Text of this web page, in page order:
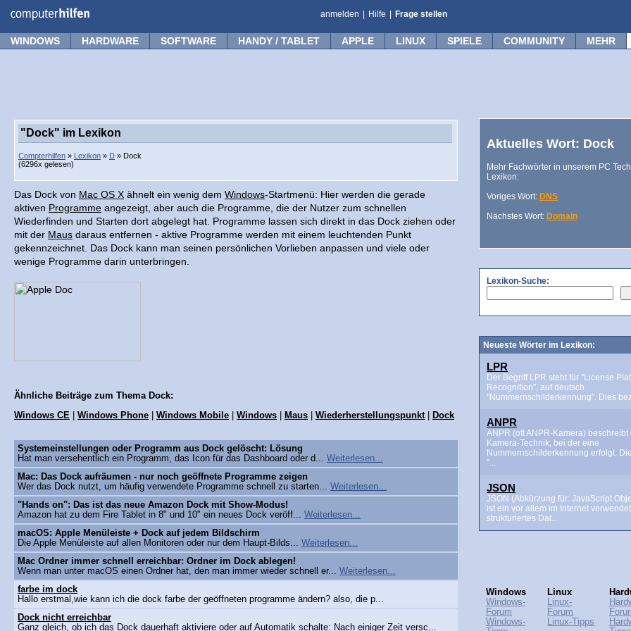
anmelden Hilfe Frage stellen
WINDOWS HARDWARE SOFTWARE HANDY / TABLET APPLE LINUX SPIELE COMMUNITY MEHR
"Dock" im Lexikon
Compterhilfen » Lexikon » D » Dock
(6296x gelesen)
Das Dock von Mac OS X ähnelt ein wenig dem Windows-Startmenü: Hier werden die gerade
aktiven Programme angezeigt, aber auch die Programme, die der Nutzer zum schnellen
Wiederfinden und Starten dort abgelegt hat. Programme lassen sich direkt in das Dock ziehen oder
mit der Maus daraus entfernen - aktive Programme werden mit einem leuchtenden Punkt
gekennzeichnet. Das Dock kann man seinen persönlichen Vorlieben anpassen und viele oder
wenige Programme darin unterbringen.
Ähnliche Beiträge zum Thema Dock:
Windows CE
Windows Phone Windows Mobile Windows Maus Wiederherstellungspunkt| Dock
Systemeinstellungen oder Programm aus Dock gelöscht: Lösung
Hat man versehentlich ein Programm, das Icon für das Dashboard oder d... Weiterlesen...
Mac: Das Dock aufräumen - nur noch geöffnete Programme zeigen
Wer das Dock nutzt, um häufig verwendete Programme schnell zu starten... Weiterlesen...
"Hands on": Das ist das neue Amazon Dock mit Show-Modus!
Amazon hat zu dem Fire Tablet in 8" und 10" ein neues Dock veröff... Weiterlesen...
macOS: Apple Menüleiste + Dock auf jedem Bildschirm
Die Apple Menüleiste auf allen Monitoren oder nur dem Haupt-Bilds... Weiterlesen...
Mac Ordner immer schnell erreichbar: Ordner im Dock ablegen!
Wenn man unter macOS einen Ordner hat, den man immer wieder schnell er... Weiterlesen...
farbe im dock
Hallo erstmal,wie kann ich die dock farbe der geöffneten programme ändern? also, die p...
Dock nicht erreichbar
Ganz gleich, ob ich das Dock dauerhaft aktiviere oder auf Automatik schalte: Nach einiger Zeit versc...
Aktuelles Wort: Dock
Mehr Fachwörter in unserem PC
Lexikon:
Voriges Wort: DNS
Nächstes Wort: Domain
Lexikon-Suche:
Neueste Wörter im Lexikon:
LPR
Der Begriff LPR steht für "License
Recognition", auf deutsch
"Nummernschilderkennung". Dies
ANPR
ANPR (oft ANPR-Kamera) beschreibt
Kamera-Technik, bei der eine
Nummernschilderkennung erfolgt.
"...
JSON
JSON (Abkürzung für: JavaScript
ist ein vor allem im Internet
strukturiertes Dat...
Windows
Windows-
Forum
Windows-
Linux
Linux-
Forum
Linux-Tipps